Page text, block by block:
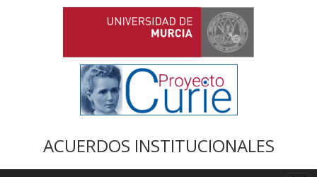
ACUERDOS INSTITUCIONALES